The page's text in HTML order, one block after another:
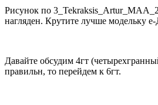
Рисунок по
нагляден. Крутите лучше модельку
Давайте обсудим 4гт
правильн, то перейдем к 6гт.